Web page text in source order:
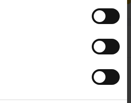
( 0 )